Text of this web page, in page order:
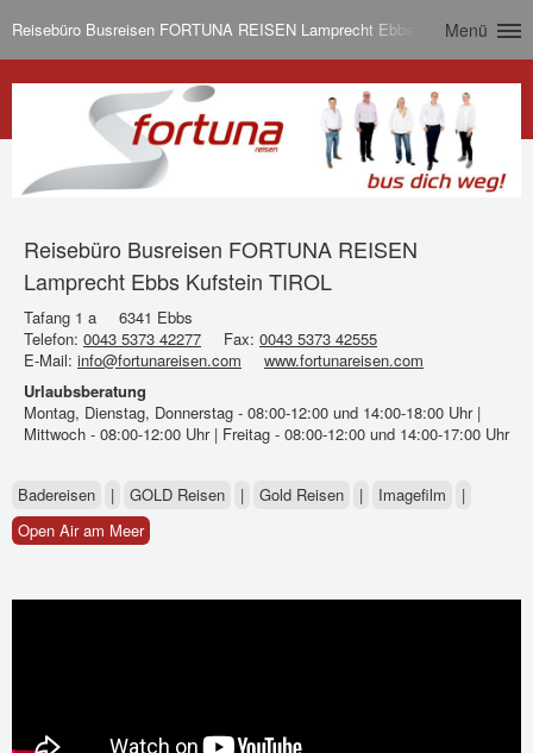
Reisebüro Busreisen FORTUNA REISEN Lamprecht Ebbs Kufstein TIROL
Menü
Reisebüro Busreisen FORTUNA REISEN
Lamprecht Ebbs Kufstein TIROL
Tafang 1 a
6341 Ebbs
Telefon: 0043 5373 42277 Fax: 0043 5373 42555
E-Mail: info@fortunareisen.com
www.fortunareisen.com
Urlaubsberatung
Montag, Dienstag, Donnerstag - 08:00-12:00 und 14:00-18:00 Uhr |
Mittwoch - 08:00-12:00 Uhr | Freitag - 08:00-12:00 und 14:00-17:00 Uhr
Badereisen | GOLD Reisen | Gold Reisen | Imagefilm
|
Open Air am Meer